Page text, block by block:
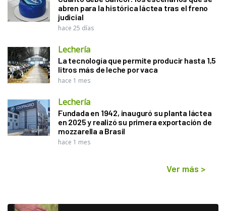
abren para la histórica láctea tras el freno
judicial
hace 25 días
Lechería
La tecnología que permite producir hasta 1,5
litros más de leche por vaca
hace 1 mes
Lechería
Fundada en 1942, inauguró su planta láctea
en 2025 y realizó su primera exportación de
mozzarella a Brasil
hace 1 mes
Ver más >